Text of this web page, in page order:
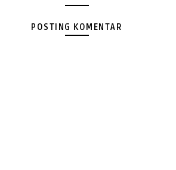
POSTING KOMENTAR